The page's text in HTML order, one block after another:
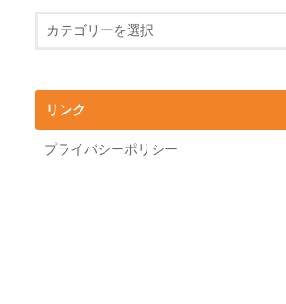
リンク
プライバシーポリシー